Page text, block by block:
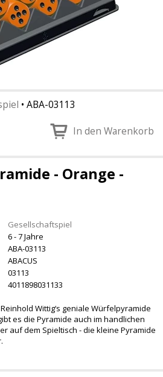
• ABA-03113
In den Warenkorb
- Orange -
Gesellschaftspiel
6 - 7 Jahre
ABA-03113
ABACUS
03113
4011898031133
Wittig‘s geniale Würfelpyramide
es die Pyramide auch im handlichen
auf dem Spieltisch - die kleine Pyramide